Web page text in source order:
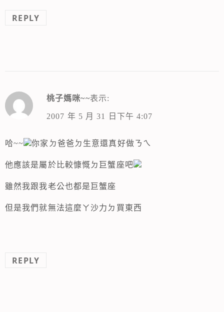
REPLY
桃子媽咪~~表示:
2007 年 5 月 31 日下午 4:07
哈~~ 你家ㄉ爸爸ㄉ生意還真好做ㄋㄟ
他應該是屬於比較慷慨ㄉ巨蟹座吧
雖然我跟我老公也都是巨蟹座
但是我們就無法這麼ㄚ沙力ㄉ買東西
REPLY